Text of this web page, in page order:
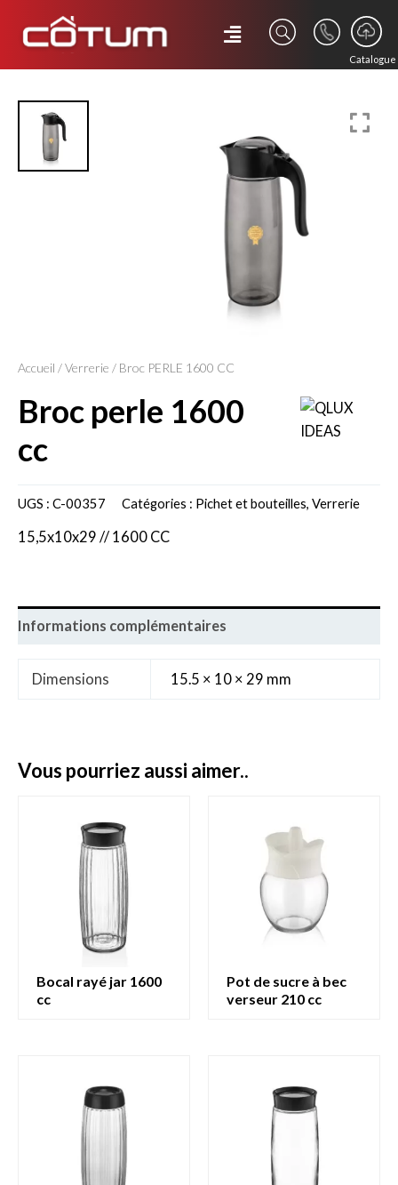
Catalogue
Accueil /Verrerie / Broc PERLE 1600 CC
broc perle 1600
cc
UGS : C-00357 Catégories : Pichet et bouteilles, Verrerie
15,5x10x29 // 1600 CC
Informations complémentaires
Dimensions 15.5 × 10 × 29 mm
vous pourriez aussi aimer..
bocal rayé jar 1600
cc
pot de sucre à bec
verseur 210 cc